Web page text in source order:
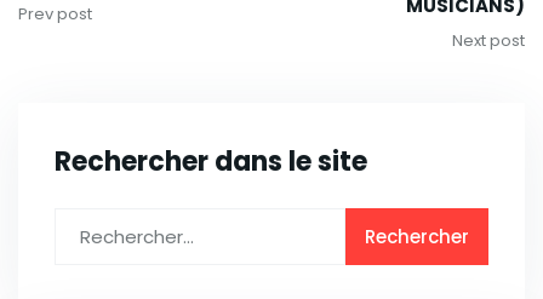
Prev post MUSICIANS)
Next post
Rechercher dans le site